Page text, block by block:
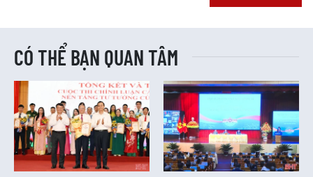
CÓ THỂ BẠN QUAN TÂM